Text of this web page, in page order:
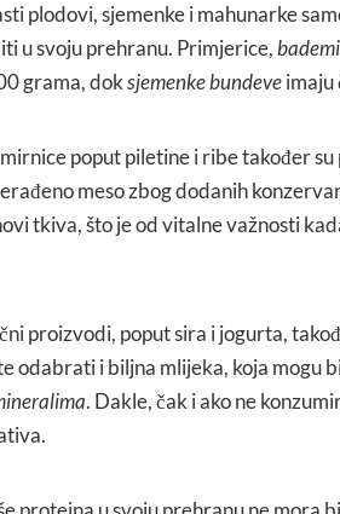
plodovi, sjemenke i mahunarke
u svoju prehranu. Primjerice,bademi
grama, doksjemenke bundeveimaju
poput piletine i ribe također
meso zbog dodanih
tkiva, što je od vitalne važnosti
proizvodi, poput sira i jogurta,
odabrati i biljna mlijeka, koja mogu
. Dakle, čak i ako ne